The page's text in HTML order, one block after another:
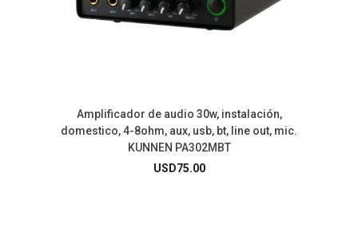
Amplificador de audio 30w, instalación,
domestico, 4-8ohm, aux, usb, bt, line out, mic.
KUNNEN PA302MBT
USD75.00